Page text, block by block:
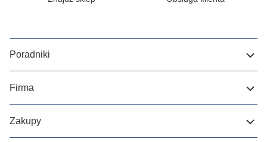
Poradniki
Firma
Zakupy